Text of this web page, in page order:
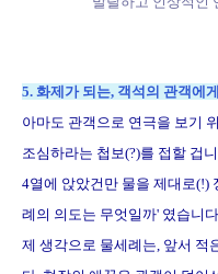
5. 화제가 되는, 객석의 관객에
아마도 관객으로 연극을 보기
조심하라는 첩보(?)를 접할 겁니
4열에 앉았건만 물을 제대로(!)
례의 의도는 무엇일까' 였습니다.
제 생각으로 물세례는, 앞서 적